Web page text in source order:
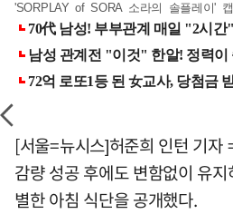
'SORPLAY of SORA 소라의 솔플레이'
[서울=뉴시스]허준희 인턴 기
감량 성공 후에도 변함없이 유
별한 아침 식단을 공개했다.